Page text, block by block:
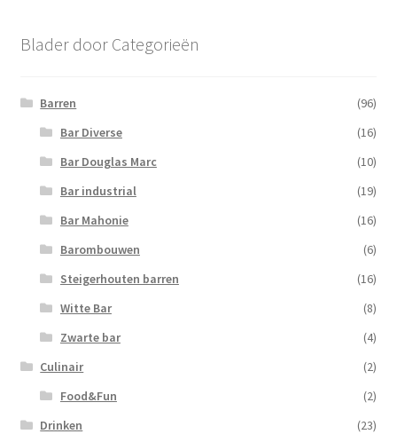
Blader door Categorieën
Barren
(96)
Bar Diverse
(16)
Bar Douglas Marc
(10)
Bar industrial
(19)
Bar Mahonie
(16)
Barombouwen
(6)
Steigerhouten barren
(16)
Witte Bar
(8)
Zwarte bar
(4)
Culinair
(2)
Food&Fun
(2)
Drinken
(23)